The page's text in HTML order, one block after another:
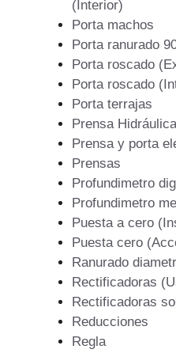
(Interior)
Porta machos
Porta ranurado
Porta roscado
Porta roscado
Porta terrajas
Prensa
Prensa y porta
Prensas
Profundimetro
Profundimetro
Puesta a cero
Puesta cero
Ranurado
Rectificadoras
Rectificadoras
Reducciones
Regla